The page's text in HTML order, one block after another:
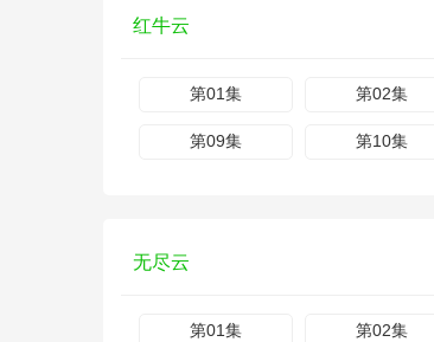
红牛云
第01集 第02集
第09集 第10集
无尽云
第01集 第02集